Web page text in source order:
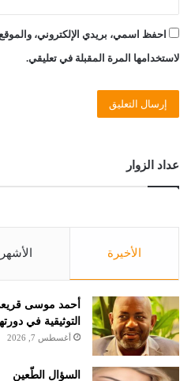
احفظ اسمي، بريدي الإلكتروني،
لاستخدامها المرة المقبلة في تعليقي.
عداد الزوار
الأخيرة الأشهر
أحمد موسى
التوثيقية في
أغسطس 7, 2026
السؤال الطّعين